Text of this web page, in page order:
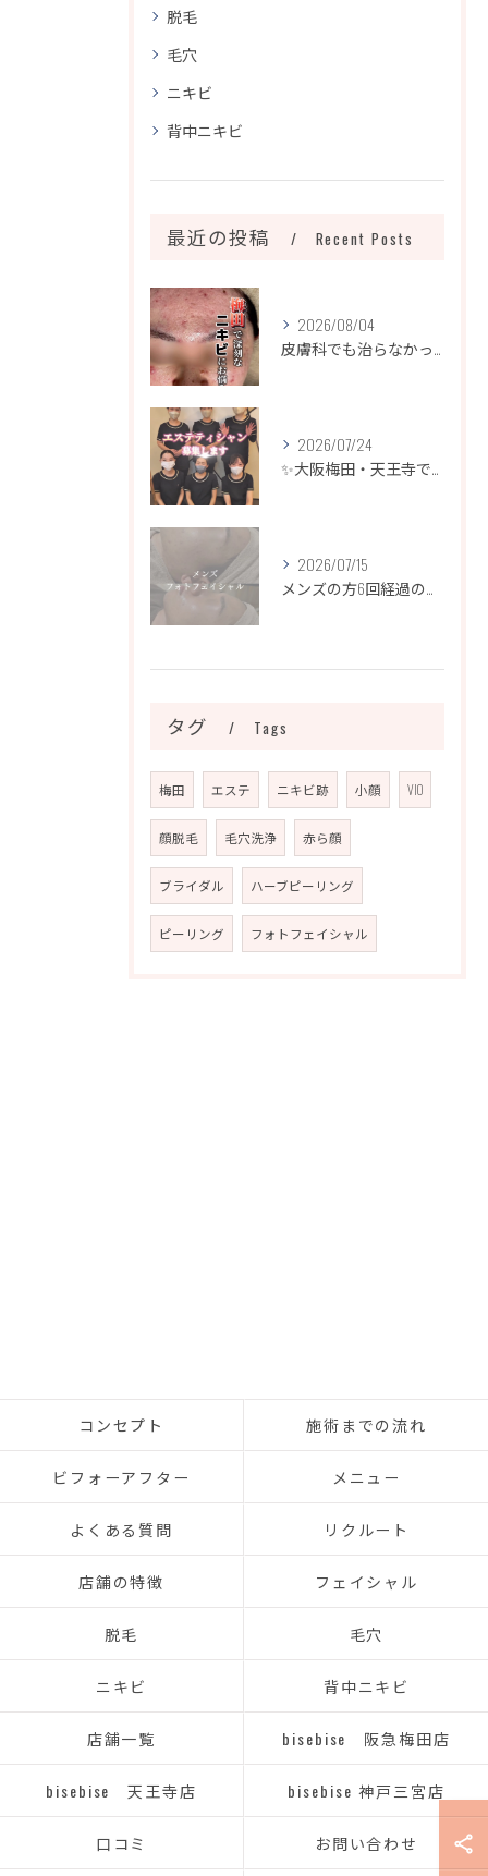
脱毛
毛穴
ニキビ
背中ニキビ
最近の投稿 Recent Posts
2026/08/04
皮膚科でも治らなかったニキビ、諦めるのはまだ早いです！
2026/07/24
✨大阪梅田・天王寺でエステティシャン募集✨
2026/07/15
メンズの方6回経過のお写真になります📷✨
タグ Tags
梅田 エステ ニキビ跡 小顔 VIO
顔脱毛 毛穴洗浄 赤ら顔
ブライダル ハーブピーリング
ピーリング フォトフェイシャル
コンセプト 施術までの流れ
ビフォーアフター メニュー
よくある質問 リクルート
店舗の特徴 フェイシャル
脱毛 毛穴
ニキビ 背中ニキビ
店舗一覧 bisebise 阪急梅田店
bisebise 天王寺店 bisebise 神戸三宮店
口コミ お問い合わせ